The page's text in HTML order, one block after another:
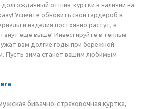
отшив, куртки в наличии на
Успейте обновить свой гардероб в
и изделия постоянно растут, в
еще выше! Инвестируйте в теплые
вам долгие годы при бережной
Пусть зима станет вашим любимым
бивачно-страховочная куртка,